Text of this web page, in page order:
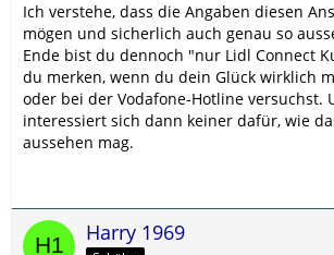
Ich verstehe, dass die Angaben diesen
mögen und sicherlich auch genau so
Ende bist du dennoch "nur Lidl Connect
du merken, wenn du dein Glück wirklich
oder bei der Vodafone-Hotline versuchst.
interessiert sich dann keiner dafür, wie
aussehen mag.
Harry 1969